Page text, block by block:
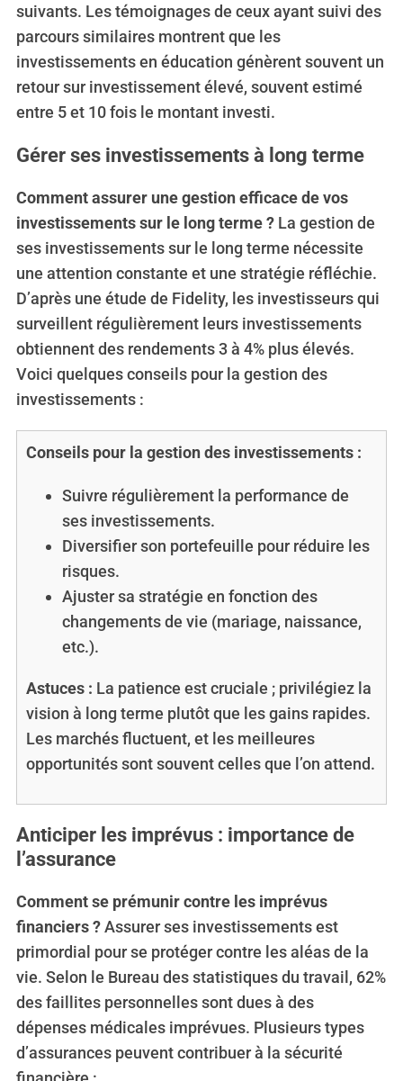
suivants. Les témoignages de ceux ayant suivi des
parcours similaires montrent que les
investissements en éducation génèrent souvent un
retour sur investissement élevé, souvent estimé
entre 5 et 10 fois le montant investi.
Gérer ses investissements à long terme
Comment assurer une gestion efficace de vos
investissements sur le long terme ?La gestion de
ses investissements sur le long terme nécessite
une attention constante et une stratégie réfléchie.
D’après une étude de Fidelity, les investisseurs qui
surveillent régulièrement leurs investissements
obtiennent des rendements 3 à 4% plus élevés.
Voici quelques conseils pour la gestion des
investissements :
Conseils pour la gestion des investissements :
Suivre régulièrement la performance de
ses investissements.
Diversifier son portefeuille pour réduire les
risques.
Ajuster sa stratégie en fonction des
changements de vie (mariage, naissance,
etc.).
Astuces : La patience est cruciale ; privilégiez la
vision à long terme plutôt que les gains rapides.
Les marchés fluctuent, et les meilleures
opportunités sont souvent celles que l’on attend.
Anticiper les imprévus : importance de
l’assurance
Comment se prémunir contre les imprévus
financiers ?Assurer ses investissements est
primordial pour se protéger contre les aléas de la
vie. Selon le Bureau des statistiques du travail, 62%
des faillites personnelles sont dues à des
dépenses médicales imprévues. Plusieurs types
d’assurances peuvent contribuer à la sécurité